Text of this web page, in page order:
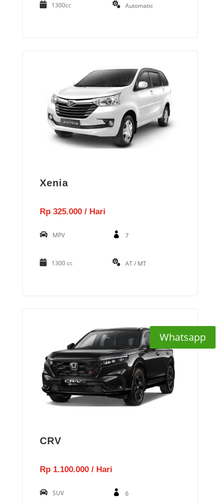
1300cc Automatic
Xenia
Rp 325.000 / Hari
MPV 7
1300 cc AT / MT
CRV
Rp 1.100.000 / Hari
SUV 6
Whatsapp